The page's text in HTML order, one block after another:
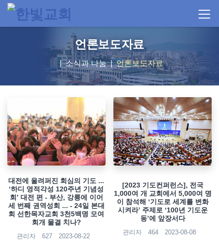
언론보도자료
소식과 나눔 언론보도자료
대전에 울려퍼진 회심의 기도 ...
‘하디 영적각성 120주년 기념성
회’ 대전 편 - 부산, 강릉에 이어
세 번째 권역성회 ... - 24일 본대
회 선한목자교회 3천5백명 모여
회개 물결 치나?
관리자 627 2023-08-22
[2023 기도컨퍼런스], 전국
1,000여 개 교회에서 5,000여 명
이 참석해 ‘기도로 세계를 변화
시켜라’ 주제로 ‘100년 기도운
동’에 앞장서다
관리자 464 2023-08-08